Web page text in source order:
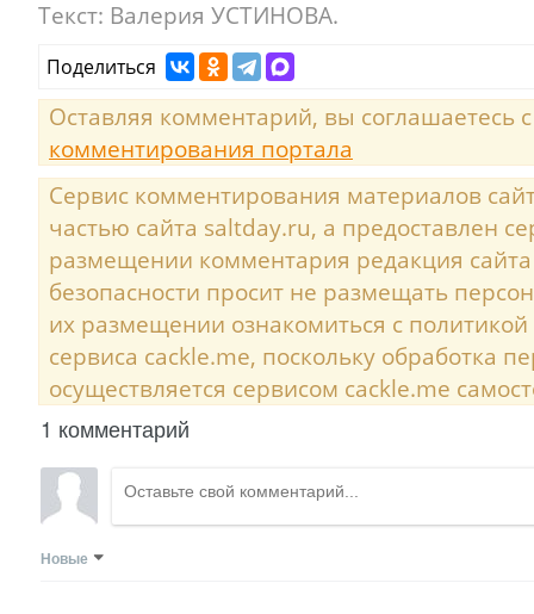
Текст: Валерия УСТИНОВА.
Поделиться
Оставляя комментарий, вы соглашаетесь
комментирования портала
Сервис комментирования материалов
частью сайта saltday.ru, а предоставлен
размещении комментария редакция
безопасности просит не размещать
их размещении ознакомиться с
сервиса cackle.me, поскольку обработка
осуществляется сервисом cackle.me
1 комментарий
Новые